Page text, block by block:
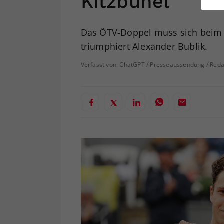
Das ÖTV-Doppel muss sich
triumphiert Alexander Bublik.
Verfasst von: ChatGPT / Presseaussendung /